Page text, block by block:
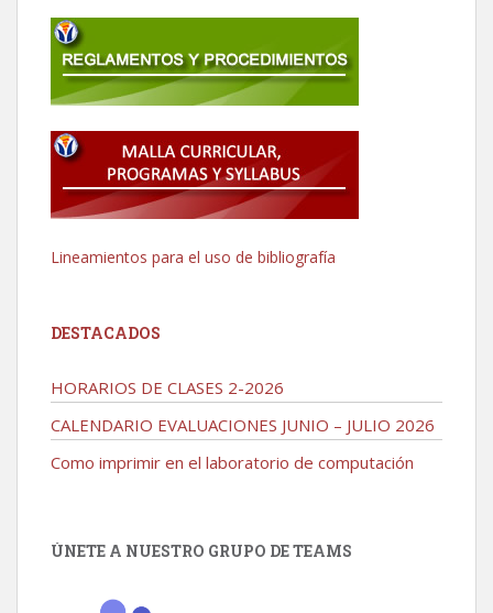
Lineamientos para el uso de bibliografía
DESTACADOS
HORARIOS DE CLASES 2-2026
CALENDARIO EVALUACIONES JUNIO – JULIO 2026
Como imprimir en el laboratorio de computación
ÚNETE A NUESTRO GRUPO DE TEAMS